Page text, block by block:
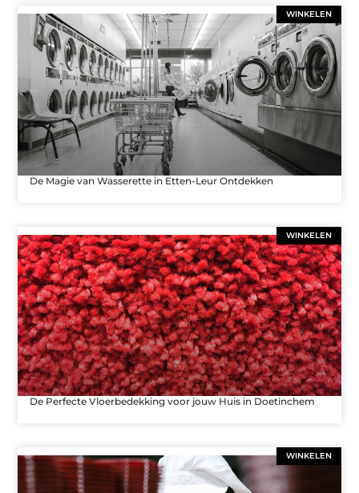
WINKELEN
De Magie van Wasserette in Etten-Leur Ontdekken
WINKELEN
De Perfecte Vloerbedekking voor jouw Huis in Doetinchem
WINKELEN